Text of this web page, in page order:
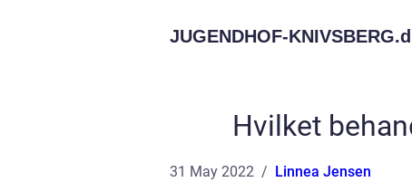
JUGENDHOF-KNIVSBERG.
Hvilket
31 May 2022 Linnea Jensen